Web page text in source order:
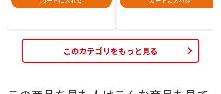
このカテゴリをもっと見る